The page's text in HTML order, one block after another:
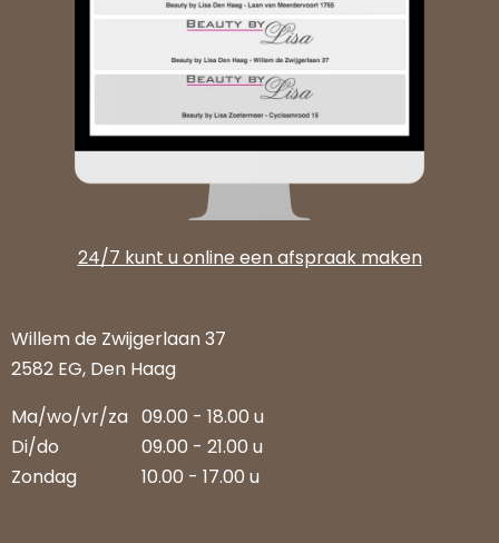
24/7 kunt u online een afspraak maken
Willem de Zwijgerlaan 37
2582 EG, Den Haag
Ma/wo/vr/za 09.00 - 18.00 u
Di/do
09.00 - 21.00 u
Zondag
10.00 - 17.00 u